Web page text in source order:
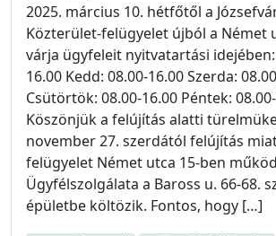
2025. március 10. hétfőtől a
Közterület-felügyelet újból a Német
várja ügyfeleit nyitvatartási
16.00 Kedd: 08.00-16.00 Szerda:
Csütörtök: 08.00-16.00 Péntek:
Köszönjük a felújítás alatti
november 27. szerdától felújítás
felügyelet Német utca 15-ben
Ügyfélszolgálata a Baross u. 66-68.
épületbe költözik. Fontos, hogy […]